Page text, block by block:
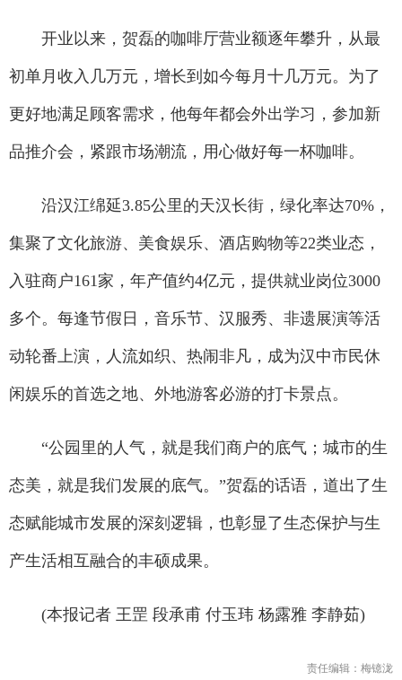
开业以来，贺磊的咖啡厅营业额逐年攀升，从最
初单月收入几万元，增长到如今每月十几万元。为了
更好地满足顾客需求，他每年都会外出学习，参加新
品推介会，紧跟市场潮流，用心做好每一杯咖啡。
沿汉江绵延3.85公里的天汉长街，绿化率达70%，
集聚了文化旅游、美食娱乐、酒店购物等22类业态，
入驻商户161家，年产值约4亿元，提供就业岗位3000
多个。每逢节假日，音乐节、汉服秀、非遗展演等活
动轮番上演，人流如织、热闹非凡，成为汉中市民休
闲娱乐的首选之地、外地游客必游的打卡景点。
“公园里的人气，就是我们商户的底气；城市的生
态美，就是我们发展的底气。”贺磊的话语，道出了生
态赋能城市发展的深刻逻辑，也彰显了生态保护与生
产生活相互融合的丰硕成果。
(本报记者 王罡 段承甫 付玉玮 杨露雅 李静茹)
责任编辑：梅镱泷